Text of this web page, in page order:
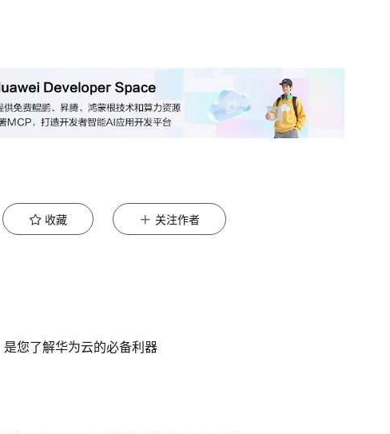
收藏 关注作者
是您了解华为云的必备利器